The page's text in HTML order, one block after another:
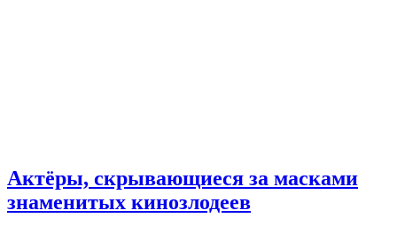
Актёры, скрывающиеся за масками
знаменитых кинозлодеев